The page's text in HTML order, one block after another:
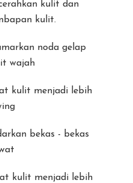
kulit dan
kulit.
noda gelap
wajah
kulit menjadi lebih
bekas - bekas
kulit menjadi lebih